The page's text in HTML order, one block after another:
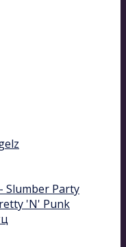
Slumber Party
'N' Punk